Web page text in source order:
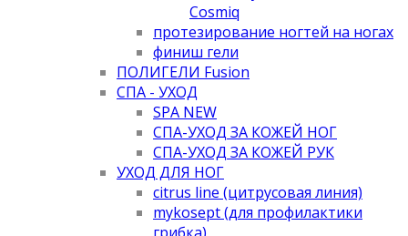
Cosmiq
протезирование ногтей на ногах
финиш гели
ПОЛИГЕЛИ Fusion
СПА - УХОД
SPA NEW
СПА-УХОД ЗА КОЖЕЙ НОГ
СПА-УХОД ЗА КОЖЕЙ РУК
УХОД ДЛЯ НОГ
citrus line (цитрусовая линия)
mykosept (для профилактики
грибка)